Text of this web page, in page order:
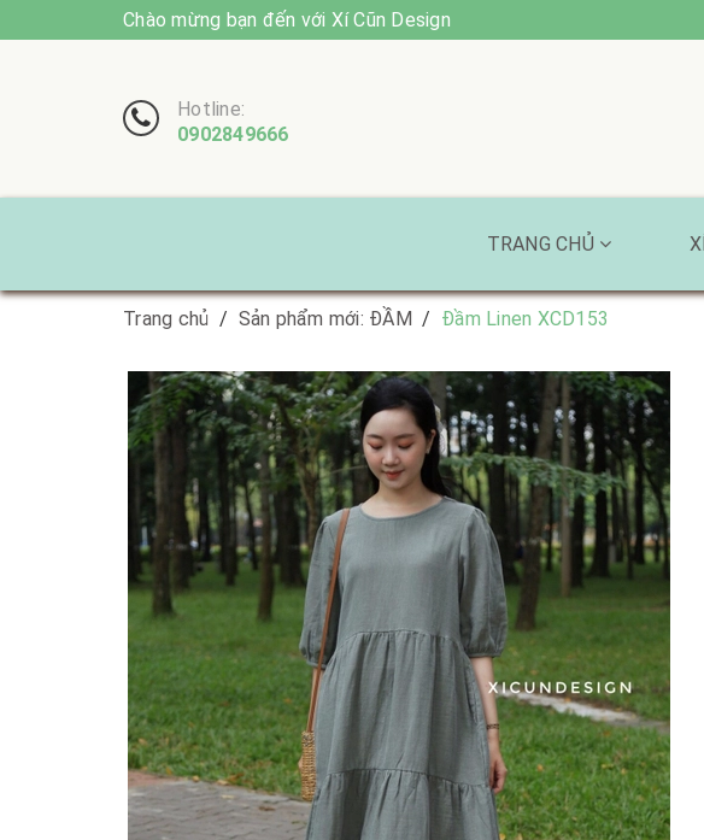
Chào mừng bạn đến với Xí Cũn Design
Hotline:
0902849666
TRANG CHỦ
Trang chủ / Sản phẩm mới: ĐẦM / Đầm Linen XCD153